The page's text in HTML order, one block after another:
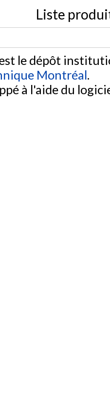
Liste
le dépôt
Montréal.
à l'aide du